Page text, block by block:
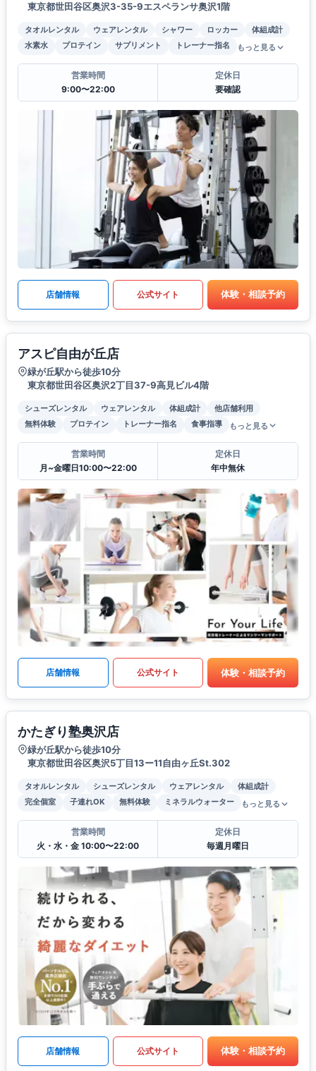
東京都世田谷区奥沢3-35-9エスペランサ奥沢1階
タオルレンタル ウェアレンタル シャワー ロッカー
体組成計
水素水
プロテイン サプリメント トレーナー指名 もっと見る
営業時間
9:00〜22:00
定休日
要確認
店舗情報 公式サイト 体験・相談予約
アスピ自由が丘店
緑が丘駅から徒歩10分
東京都世田谷区奥沢2丁目37-9高見ビル4階
シューズレンタル ウェアレンタル 体組成計
他店舗利用
無料体験
プロテイン トレーナー指名 食事指導 もっと見る
営業時間
月~金曜日10:00〜22:00
定休日
年中無休
店舗情報 公式サイト 体験・相談予約
かたぎり塾奥沢店
緑が丘駅から徒歩10分
東京都世田谷区奥沢5丁目13ー11自由ヶ丘St.302
タオルレンタル シューズレンタル ウェアレンタル
体組成計
完全個室
子連れOK 無料体験 ミネラルウォーター もっと見る
営業時間
火・水・金 10:00〜22:00
定休日
毎週月曜日
店舗情報 公式サイト 体験・相談予約